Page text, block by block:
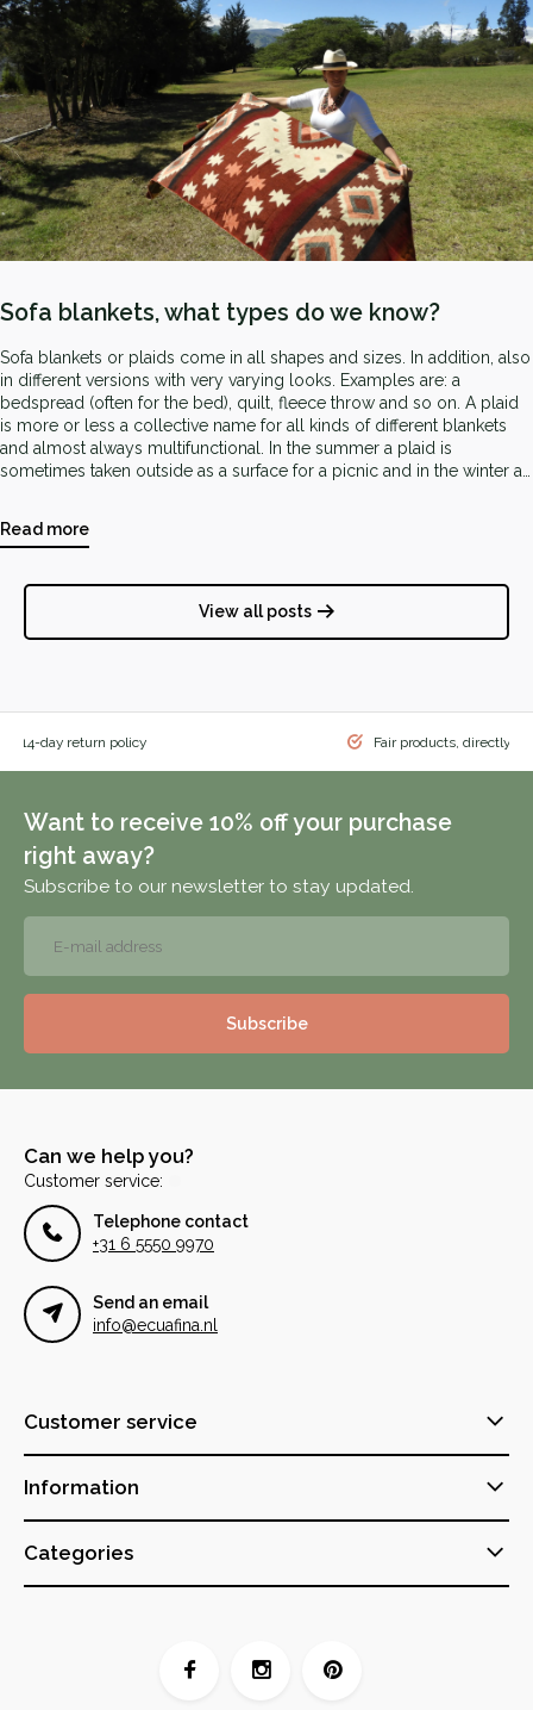
Sofa blankets, what types do we know?
Sofa blankets or plaids come in all shapes and sizes. In addition, also
in different versions with very varying looks. Examples are: a
bedspread (often for the bed), quilt, fleece throw and so on. A plaid
is more or less a collective name for all kinds of different blankets
and almost always multifunctional. In the summer a plaid is
sometimes taken outside as a surface for a picnic and in the winter a
Read more
View all posts
14-day return policy Fair products, directly
Want to receive 10% off your purchase
right away?
Subscribe to our newsletter to stay updated.
Subscribe
Can we help you?
Customer service:
Telephone contact
+31 6 5550 9970
Send an email
info@ecuafina.nl
Customer service
Information
Categories